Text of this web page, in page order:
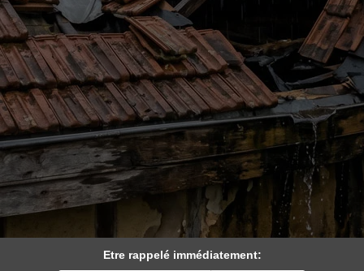
Etre rappelé immédiatement: